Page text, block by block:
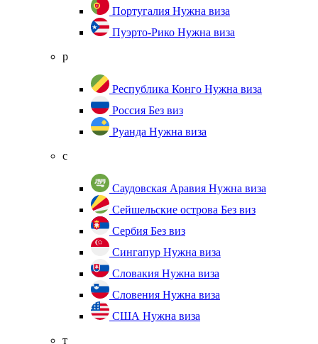
Португалия Нужна виза
Пуэрто-Рико Нужна виза
р
Республика Конго Нужна виза
Россия Без виз
Руанда Нужна виза
с
Саудовская Аравия Нужна виза
Сейшельские острова Без виз
Сербия Без виз
Сингапур Нужна виза
Словакия Нужна виза
Словения Нужна виза
США Нужна виза
т